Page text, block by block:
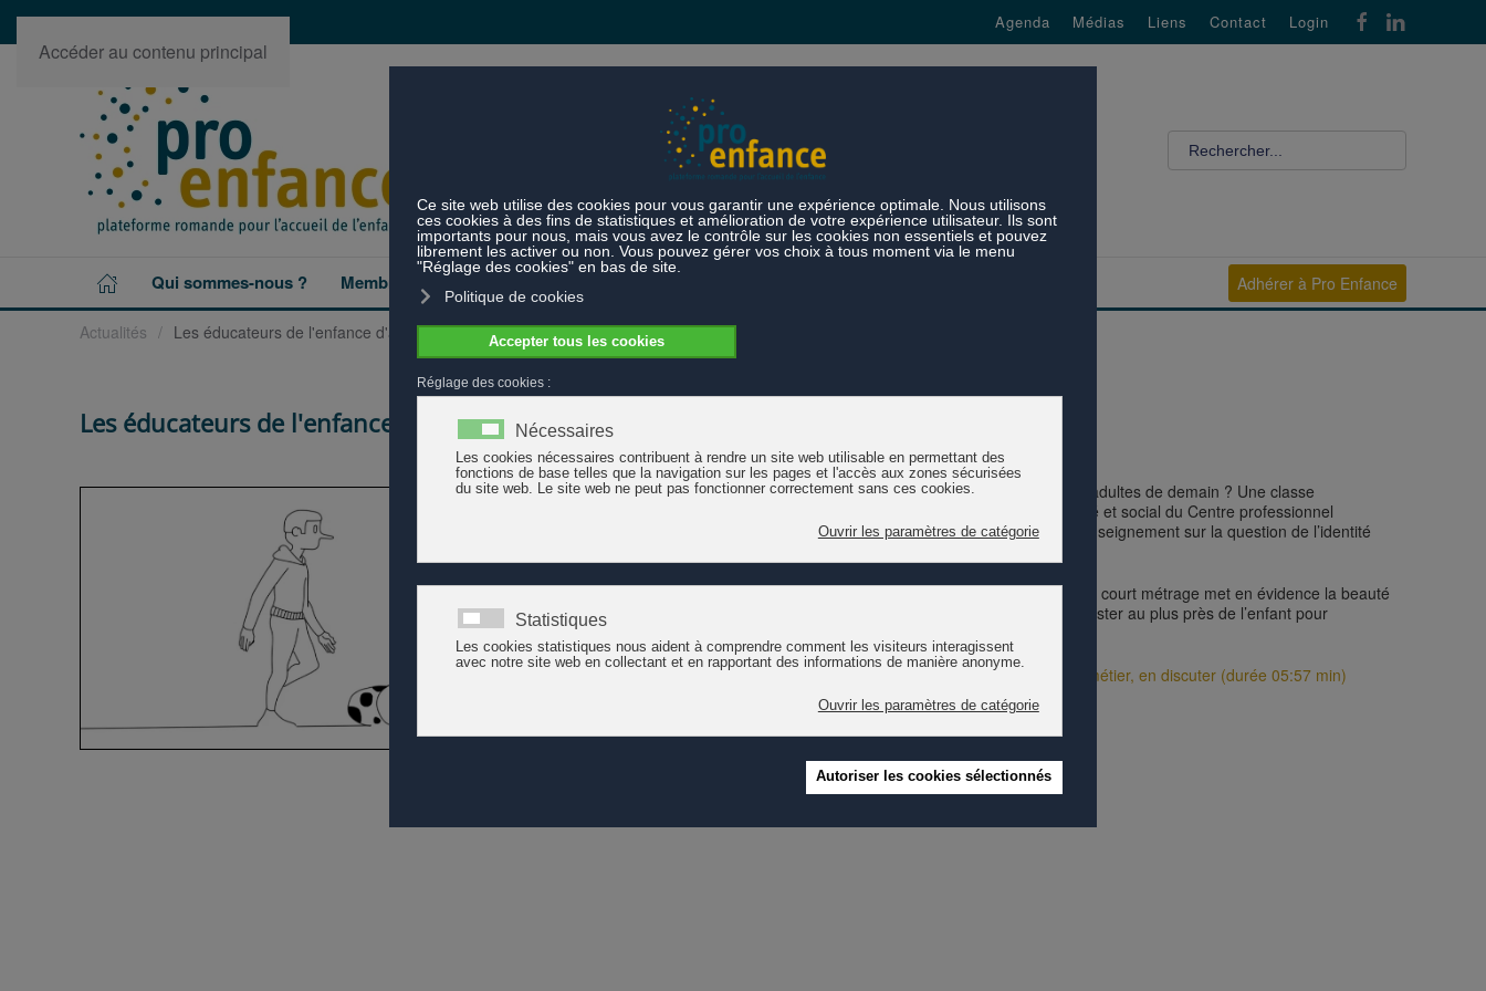
Accéder au contenu principal
Agenda Médias Liens Contact Login
Qui sommes-nous ? Membres Projets et prestations Adhérer à Pro Enfance
Actualités Les éducateurs de l'enfance d'aujourd'hui et de demain : nouvelle vidéo
Les éducateurs de l'enfance d'aujourd'hui et de demain : nouvelle vidéo
Comment soutenir des enfants dans leur développement afin de devenir les adultes de demain ? Une classe
d’éducatrices et d’éducateurs de l’enfance en formation au sein du Pôle santé et social du Centre professionnel
Neuchâtelois a réalisé une vidéo présentant leur métier dans le cadre d’un enseignement sur la question de l’identité
Intitulé « Les éducateurs de l'enfance d'aujourd'hui et de demain » (2022), ce court métrage met en évidence la beauté
et la complexité de cette profession et surtout cette faculté à rejoindre et s’ajuster au plus près de l’enfant pour
l’accompagner dans son grandir et lui permettre de s’épanouir.
Télécharger la vidéo, diffuser le lien, utiliser le support pour rendre visible le métier, en discuter (durée 05:57 min)